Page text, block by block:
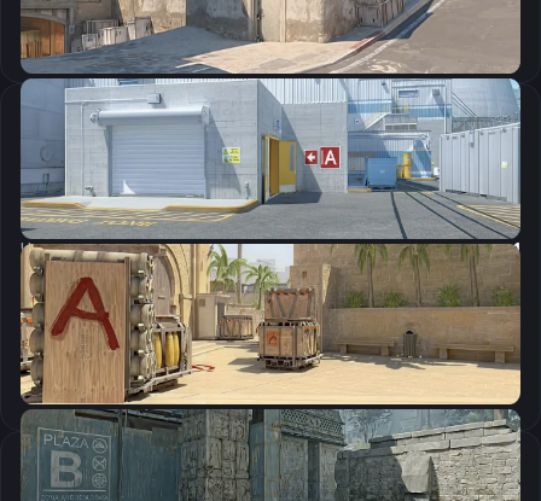
Скопировать
Настройки мыши
DPI:
800
Чувствительность мыши в игре:
0.89
Чувствительность мыши в зуме:
1
Чувствительность мыши в Windows:
6/11
Ускорение мыши:
0
m_rawinput:
1
Настройки экрана